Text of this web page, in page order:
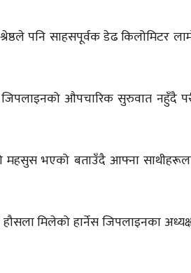
पनि साहसपूर्वक डेढ किलोमिटर
औपचारिक सुरुवात नहुँदै
महसुस भएको बताउँदै आफ्ना
मिलेको हार्नेस जिपलाइनका